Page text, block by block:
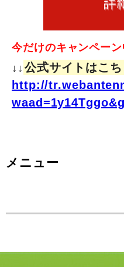
今だけのキャンペーン
↓↓ 公式サイトはこち
http://
メニュー